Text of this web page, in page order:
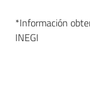
*Información
INEGI